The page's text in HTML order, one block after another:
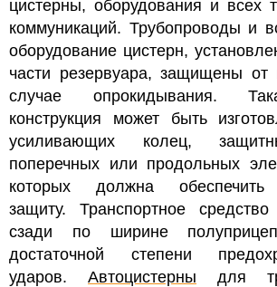
цистерны, оборудования и всех
коммуникаций. Трубопроводы и
оборудование цистерн,
части резервуара, защищены от
случае опрокидывания.
конструкция может быть
усиливающих колец,
поперечных или продольных
которых должна обеспечить
защиту. Транспортное
сзади по ширине
достаточной степени
ударов. Автоцистерны для